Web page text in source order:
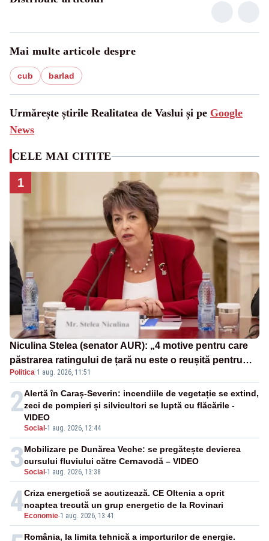
Mai multe articole despre
cub barlad
Urmărește știrile Realitatea de Vaslui și pe Google
News
CELE MAI CITITE
1
Niculina Stelea (senator AUR): „4 motive pentru care
păstrarea ratingului de țară nu este o reușită pentru
Guvernul Bolojan”
Politica·1 aug. 2026, 11:51
2
Social-1 aug. 2026, 12:44
Alertă în Caraș-Severin: incendiile de vegetație se extind,
zeci de pompieri și silvicultori se luptă cu flăcările -
VIDEO
3Social-1 aug. 2026, 13:38
Mobilizare pe Dunărea Veche: se pregătește devierea
cursului fluviului către Cernavodă – VIDEO
4Economie-1 aug. 2026, 13:41
Criza energetică se acutizează. CE Oltenia a oprit
noaptea trecută un grup energetic de la Rovinari
România, la limita tehnică a importurilor de energie.